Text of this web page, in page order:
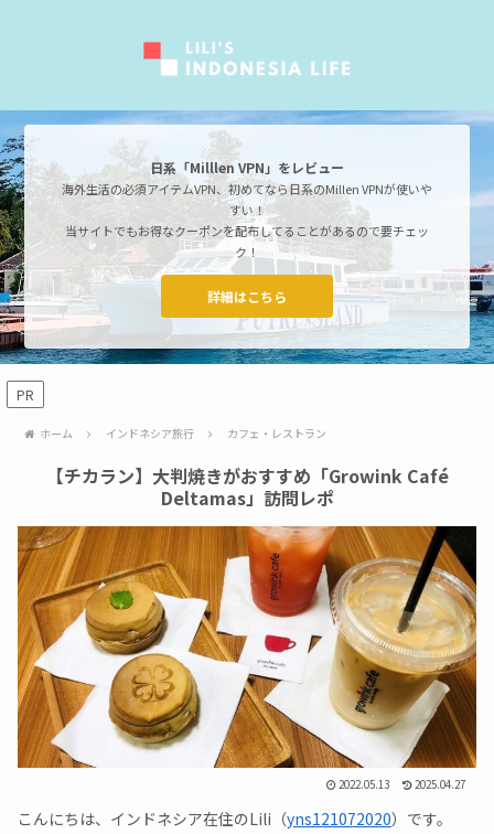
日系「Milllen VPN」をレビュー
海外生活の必須アイテムVPN、初めてなら日系のMillen VPNが使いや
すい！
当サイトでもお得なクーポンを配布してることがあるので要チェッ
ク！
詳細はこちら
PR
ホーム インドネシア旅行 カフェ・レストラン
【チカラン】大判焼きがおすすめ「Growink Café
Deltamas」訪問レポ
2022.05.13 2025.04.27
こんにちは、インドネシア在住のLili（yns121072020）です。